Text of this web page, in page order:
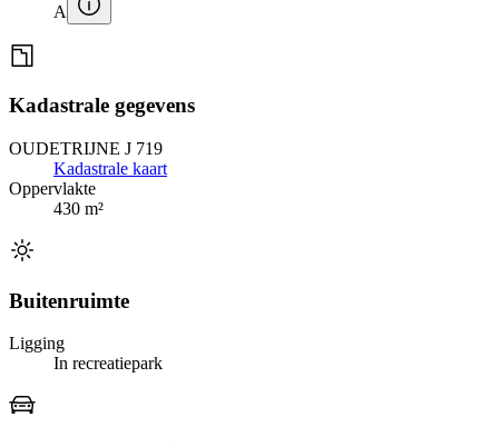
A
Kadastrale gegevens
OUDETRIJNE J 719
Kadastrale kaart
Oppervlakte
430 m²
Buitenruimte
Ligging
In recreatiepark